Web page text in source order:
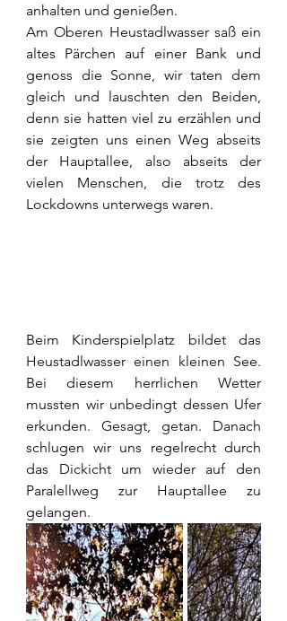
anhalten und genießen.
Am Oberen Heustadlwasser saß ein
altes Pärchen auf einer Bank und
genoss die Sonne, wir taten dem
gleich und lauschten den Beiden,
denn sie hatten viel zu erzählen und
sie zeigten uns einen Weg abseits
der Hauptallee, also abseits der
vielen Menschen, die trotz des
Lockdowns unterwegs waren.
Beim Kinderspielplatz bildet das
Heustadlwasser einen kleinen See.
Bei diesem herrlichen Wetter
mussten wir unbedingt dessen Ufer
erkunden. Gesagt, getan. Danach
schlugen wir uns regelrecht durch
das Dickicht um wieder auf den
Paralellweg zur Hauptallee zu
gelangen.